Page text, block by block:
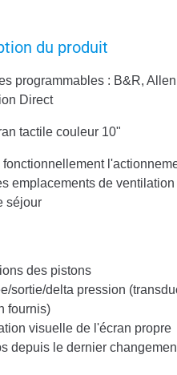
du produit
programmables : B&R,
Direct
tactile couleur 10"
emplacements de ventilation
séjour
des pistons
sortie/delta pression
fournis)
visuelle de l'écran propre
depuis le dernier